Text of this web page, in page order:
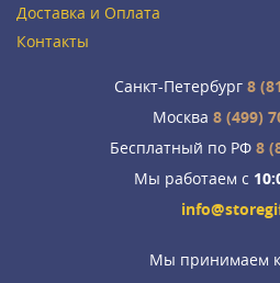
Доставка и Оплата
Контакты
Санкт-Петербург8
Москва 8 (499)
Бесплатный по РФ8
Мы работаем с
Мы принимаем к